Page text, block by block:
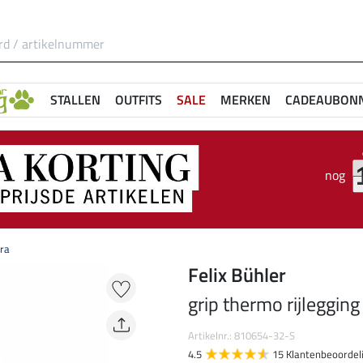
STALLEN OUTFITS SALE MERKEN
nog
Felix Bühler
grip thermo
Artikelnr.: 810654-32-S
4.5
15